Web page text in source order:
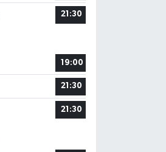
21:30
19:00
21:30
21:30